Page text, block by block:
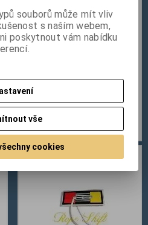
313 Kč
souborů může mít vliv
s naším webem,
poskytnout vám nabídku
vše
cookies